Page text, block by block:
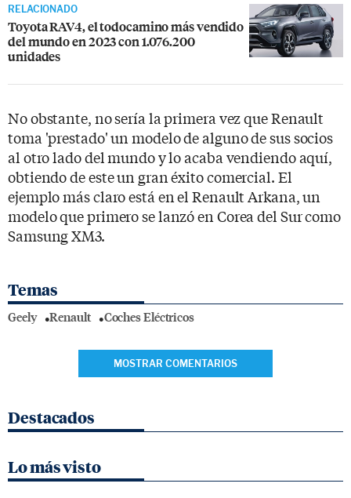
RELACIONADO
Toyota RAV4, el todocamino más vendido
del mundo en 2023 con 1.076.200
unidades
No obstante, no sería la primera vez que Renault
toma 'prestado' un modelo de alguno de sus socios
al otro lado del mundo y lo acaba vendiendo aquí,
obtiendo de este un gran éxito comercial. El
ejemplo más claro está en el Renault Arkana, un
modelo que primero se lanzó en Corea del Sur como
Samsung XM3.
Temas
Geely Renault Coches Eléctricos
MOSTRAR COMENTARIOS
Destacados
Lo más visto